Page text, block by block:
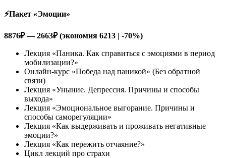
⚡️Пакет «Эмоции»
8876₽ — 2663₽ (экономия 6213 | -70%)
Лекция «Паника. Как справиться с эмоциями в период
мобилизации?»
Онлайн-курс «Победа над паникой» (Без обратной
связи)
Лекция «Уныние. Депрессия. Причины и способы
выхода»
Лекция «Эмоциональное выгорание. Причины и
способы саморегуляции»
Лекция «Как выдерживать и проживать негативные
эмоции?»
Лекция «Как пережить отчаяние?»
Цикл лекций про страхи